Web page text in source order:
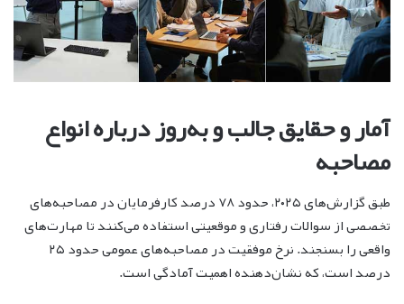
آمار و حقایق جالب و به‌روز درباره انواع
مصاحبه
طبق گزارش‌های ۲۰۲۵، حدود ۷۸ درصد کارفرمایان در مصاحبه‌های
تخصصی از سوالات رفتاری و موقعیتی استفاده می‌کنند تا مهارت‌های
واقعی را بسنجند. نرخ موفقیت در مصاحبه‌های عمومی حدود ۲۵
درصد است، که نشان‌دهنده اهمیت آمادگی است.